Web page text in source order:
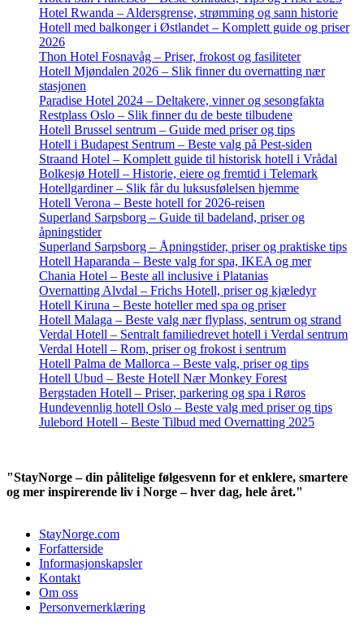
Hotel Rwanda – Aldersgrense, strømming og sann historie
Hotell med balkonger i Østlandet – Komplett guide og priser
2026
Thon Hotel Fosnavåg – Priser, frokost og fasiliteter
Hotell Mjøndalen 2026 – Slik finner du overnatting nær
stasjonen
Paradise Hotel 2024 – Deltakere, vinner og sesongfakta
Restplass Oslo – Slik finner du de beste tilbudene
Hotell Brussel sentrum – Guide med priser og tips
Hotell i Budapest Sentrum – Beste valg på Pest-siden
Straand Hotel – Komplett guide til historisk hotell i Vrådal
Bolkesjø Hotell – Historie, eiere og fremtid i Telemark
Hotellgardiner – Slik får du luksusfølelsen hjemme
Hotell Verona – Beste hotell for 2026-reisen
Superland Sarpsborg – Guide til badeland, priser og
åpningstider
Superland Sarpsborg – Åpningstider, priser og praktiske tips
Hotell Haparanda – Beste valg for spa, IKEA og mer
Chania Hotel – Beste all inclusive i Platanias
Overnatting Alvdal – Frichs Hotell, priser og kjæledyr
Hotell Kiruna – Beste hoteller med spa og priser
Hotell Malaga – Beste valg nær flyplass, sentrum og strand
Verdal Hotell – Sentralt familiedrevet hotell i Verdal sentrum
Verdal Hotell – Rom, priser og frokost i sentrum
Hotell Palma de Mallorca – Beste valg, priser og tips
Hotell Ubud – Beste Hotell Nær Monkey Forest
Bergstaden Hotell – Priser, parkering og spa i Røros
Hundevennlig hotell Oslo – Beste valg med priser og tips
Julebord Hotell – Beste Tilbud med Overnatting 2025
"StayNorge – din pålitelige følgesvenn for et enklere, smartere
og mer inspirerende liv i Norge – hver dag, hele året."
StayNorge.com
Forfatterside
Informasjonskapsler
Kontakt
Om oss
Personvernerklæring